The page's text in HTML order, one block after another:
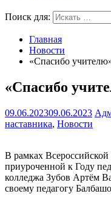
Поиск для:
Главная
Новости
«Спасибо
«Спасибо
09.06.202309.06.2023
наставника, Новости
В рамках
приуроченной к Году
колледжа Зубов Артём
своему педагогу